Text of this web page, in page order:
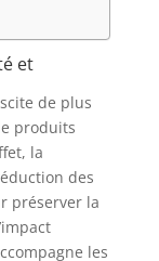
et
de plus
produits
la
des
préserver la
les